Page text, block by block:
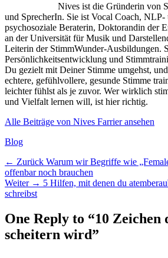
Nives ist die Gründerin von
und SprecherIn. Sie ist Vocal Coach,
psychosoziale Beraterin, Doktorandin der
an der Universität für Musik und
Leiterin der StimmWunder-Ausbildungen.
Persönlichkeitsentwicklung und
Du gezielt mit Deiner Stimme umgehst,
echtere, gefühlvollere, gesunde Stimme
leichter fühlst als je zuvor. Wer wirklich
und Vielfalt lernen will, ist hier richtig.
Alle Beiträge von Nives Farrier ansehen
Kategorien
Blog
Beitragsnavigation
← Zurück Vorheriger
Beitrag:
Warum wir Begriffe wie
offenbar noch brauchen
Weiter → Nächster
5 Hilfen, mit denen du
schreibst
One Reply to “10 Zeichen
scheitern wird”